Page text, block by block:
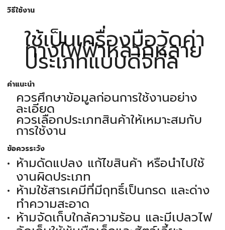
วิธีใช้งาน
ใช้เป็นเครื่องมือวัดค่า
ทางไฟฟ้าหลากหลาย
ประเภทแบบดิจิทัล
คำแนะนำ
ควรศึกษาข้อมูลก่อนการใช้งานอย่าง
ละเอียด
ควรเลือกประเภทสินค้าให้เหมาะสมกับ
การใช้งาน
ข้อควรระวัง
ห้ามดัดแปลง แก้ไขสินค้า หรือนำไปใช้
งานผิดประเภท
ห้ามใช้สารเคมีที่มีฤทธิ์เป็นกรด และด่าง
ทำความสะอาด
ห้ามจัดเก็บใกล้ความร้อน และมีเปลวไฟ